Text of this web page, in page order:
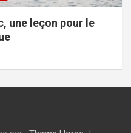
une leçon pour le